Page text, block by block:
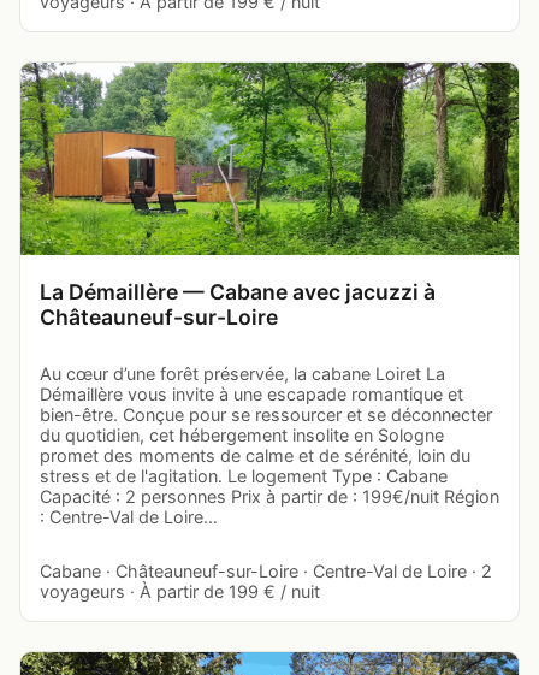
La Démaillère — Cabane avec jacuzzi à
Châteauneuf-sur-Loire
Au cœur d’une forêt préservée, la cabane Loiret La
Démaillère vous invite à une escapade romantique et
bien-être. Conçue pour se ressourcer et se déconnecter
du quotidien, cet hébergement insolite en Sologne
promet des moments de calme et de sérénité, loin du
stress et de l'agitation. Le logement Type : Cabane
Capacité : 2 personnes Prix à partir de : 199€/nuit Région
: Centre-Val de Loire…
Cabane · Châteauneuf-sur-Loire · Centre-Val de Loire · 2
voyageurs · À partir de 199 € / nuit